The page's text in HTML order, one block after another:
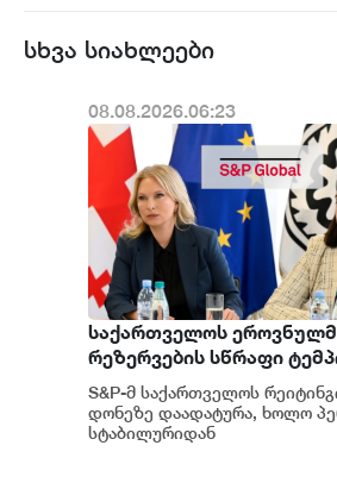
სხვა სიახლეები
08.08.2026.06:23
საქართველოს
რეზერვების სწრაფი
დაგროვება განაგრძო და
რეკორდულ ნიშნულს $7.1
მიაღწია - S&P
S&P-მ საქართველოს
დონეზე დაადატურა, ხოლო
სტაბილურიდან